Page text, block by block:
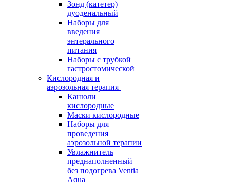
Зонд (катетер)
дуоденальный
Наборы для
введения
энтерального
питания
Наборы с трубкой
гастростомической
Кислородная и
аэрозольная терапия
Канюли
кислородные
Маски кислородные
Наборы для
проведения
аэрозольной терапии
Увлажнитель
преднаполненный
без подогрева Ventia
Aqua